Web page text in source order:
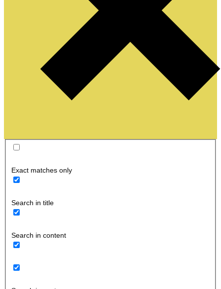
Exact matches only
Search in title
Search in content